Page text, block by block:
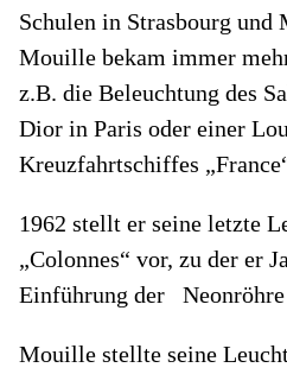
Schulen in Strasbourg und
Mouille bekam immer
z.B. die Beleuchtung des
Dior in Paris oder einer
Kreuzfahrtschiffes
1962 stellt er seine letzte
„Colonnes“ vor, zu der er
Einführung der
Mouille stellte seine